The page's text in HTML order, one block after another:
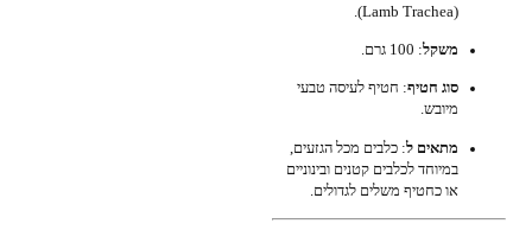
(Lamb Trachea).
משקל: 100 גרם.
סוג חטיף: חטיף לעיסה טבעי
מיובש.
מתאים ל: כלבים מכל הגזעים,
במיוחד לכלבים קטנים ובינוניים
או כחטיף משלים לגדולים.